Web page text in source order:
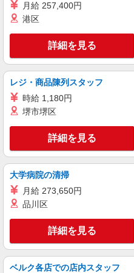
月給 257,400円
港区
詳細を見る
レジ・商品陳列スタッフ
時給 1,180円
堺市堺区
詳細を見る
大学病院の清掃
月給 273,650円
品川区
詳細を見る
ベルク各店での店内スタッフ